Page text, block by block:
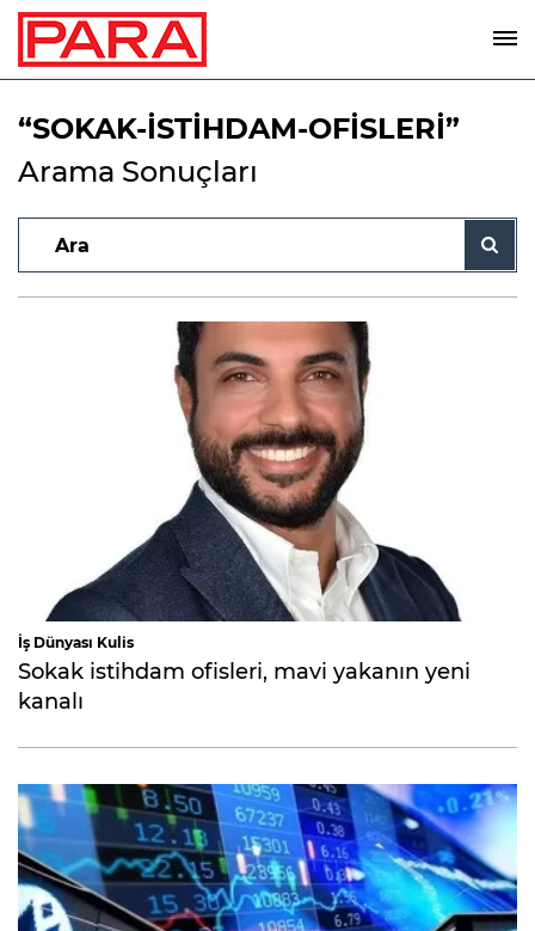
“SOKAK-İSTİHDAM-OFİSLERİ”
Arama Sonuçları
İş Dünyası Kulis
Sokak istihdam ofisleri, mavi yakanın yeni
kanalı